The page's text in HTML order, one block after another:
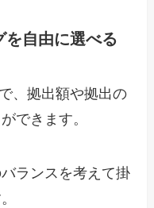
を自由に選べる
、拠出額や拠出の
できます。
ランスを考えて掛